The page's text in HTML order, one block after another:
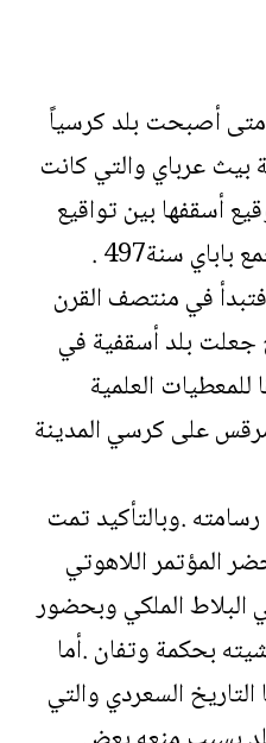
أصبحت بلد كرسياً
بيث عرباي والتي كانت
أسقفها بين تواقيع
سنة497 .
فتبدأ في منتصف القرن
جعلت بلد أسقفية في
العلمية
على كرسي المدينة
.وبالتأكيد تمت
يحضر المؤتمر اللاهوتي
البلاط الملكي وبحضور
بحكمة وتفان .أما
التاريخ السعردي والتي